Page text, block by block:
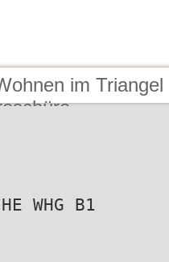
im
WHG B1